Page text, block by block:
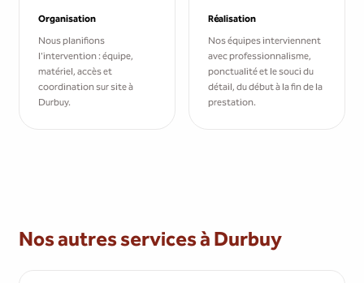
Organisation
Nous planifions
l'intervention : équipe,
matériel, accès et
coordination sur site à
Durbuy.
Réalisation
Nos équipes interviennent
avec professionnalisme,
ponctualité et le souci du
détail, du début à la fin de la
prestation.
Nos autres services à Durbuy